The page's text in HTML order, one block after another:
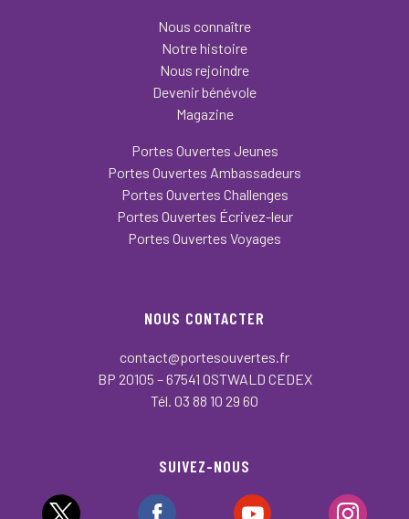
Nous connaître
Notre histoire
Nous rejoindre
Devenir bénévole
Magazine
Portes Ouvertes Jeunes
Portes Ouvertes Ambassadeurs
Portes Ouvertes Challenges
Portes Ouvertes Écrivez-leur
Portes Ouvertes Voyages
NOUS CONTACTER
contact@portesouvertes.fr
BP 20105 – 67541 OSTWALD CEDEX
Tél. 03 88 10 29 60
SUIVEZ-NOUS